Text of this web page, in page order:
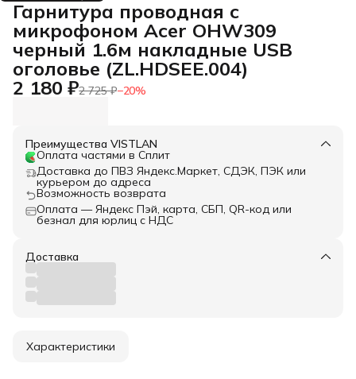
Гарнитура проводная с
микрофоном Acer OHW309
черный 1.6м накладные USB
оголовье (ZL.HDSEE.004)
2 180 ₽2 725 ₽−20%
Преимущества VISTLAN
Оплата частями в Сплит
Доставка до ПВЗ Яндекс.Маркет, СДЭК, ПЭК или
курьером до адреса
Возможность возврата
Оплата — Яндекс Пэй, карта, СБП, QR-код или
безнал для юрлиц с НДС
Доставка
Характеристики